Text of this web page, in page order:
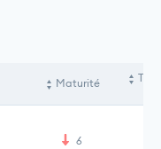
Maturité
6